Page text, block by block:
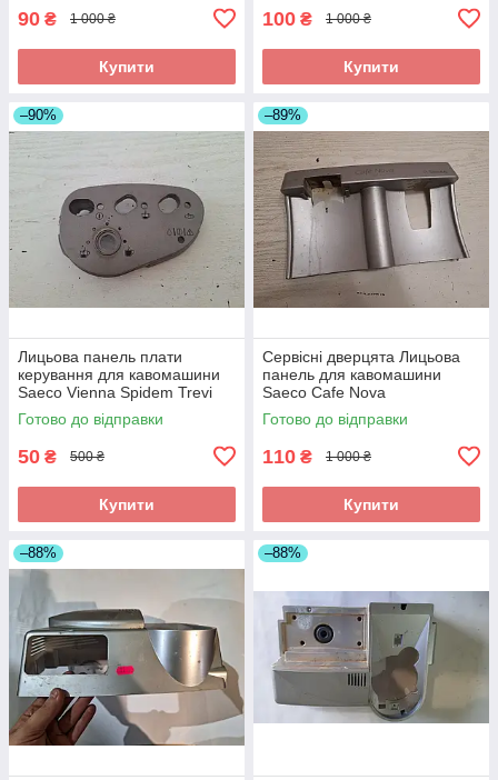
90 ₴ 1 000 ₴
Купити
100 ₴ 1 000 ₴
Купити
–90%
Лицьова панель плати
керування для кавомашини
Saeco Vienna Spidem Trevi
018_3 б/у _дефект
Готово до відправки
50 ₴ 500 ₴
Купити
–89%
Сервісні дверцята Лицьова
панель для кавомашини
Saeco Cafe Nova
superautomatica 018.M б/у
Готово до відправки
110 ₴ 1 000 ₴
Купити
–88% –88%